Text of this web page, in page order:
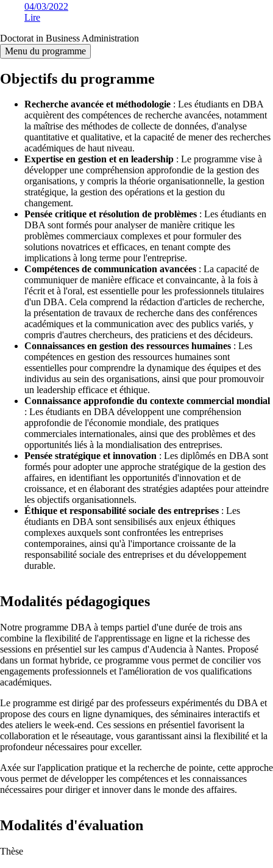
04/03/2022
Lire
Doctorat in Business Administration
Menu du programme
Objectifs du programme
Recherche avancée et méthodologie : Les étudiants en DBA
acquièrent des compétences de recherche avancées, notamment
la maîtrise des méthodes de collecte de données, d'analyse
quantitative et qualitative, et la capacité de mener des recherches
académiques de haut niveau.
Expertise en gestion et en leadership : Le programme vise à
développer une compréhension approfondie de la gestion des
organisations, y compris la théorie organisationnelle, la gestion
stratégique, la gestion des opérations et la gestion du
changement.
Pensée critique et résolution de problèmes : Les étudiants en
DBA sont formés pour analyser de manière critique les
problèmes commerciaux complexes et pour formuler des
solutions novatrices et efficaces, en tenant compte des
implications à long terme pour l'entreprise.
Compétences de communication avancées : La capacité de
communiquer de manière efficace et convaincante, à la fois à
l'écrit et à l'oral, est essentielle pour les professionnels titulaires
d'un DBA. Cela comprend la rédaction d'articles de recherche,
la présentation de travaux de recherche dans des conférences
académiques et la communication avec des publics variés, y
compris d'autres chercheurs, des praticiens et des décideurs.
Connaissances en gestion des ressources humaines : Les
compétences en gestion des ressources humaines sont
essentielles pour comprendre la dynamique des équipes et des
individus au sein des organisations, ainsi que pour promouvoir
un leadership efficace et éthique.
Connaissance approfondie du contexte commercial mondial
: Les étudiants en DBA développent une compréhension
approfondie de l'économie mondiale, des pratiques
commerciales internationales, ainsi que des problèmes et des
opportunités liés à la mondialisation des entreprises.
Pensée stratégique et innovation : Les diplômés en DBA sont
formés pour adopter une approche stratégique de la gestion des
affaires, en identifiant les opportunités d'innovation et de
croissance, et en élaborant des stratégies adaptées pour atteindre
les objectifs organisationnels.
Éthique et responsabilité sociale des entreprises : Les
étudiants en DBA sont sensibilisés aux enjeux éthiques
complexes auxquels sont confrontées les entreprises
contemporaines, ainsi qu'à l'importance croissante de la
responsabilité sociale des entreprises et du développement
durable.
Modalités pédagogiques
Notre programme DBA à temps partiel d'une durée de trois ans
combine la flexibilité de l'apprentissage en ligne et la richesse des
sessions en présentiel sur les campus d'Audencia à Nantes. Proposé
dans un format hybride, ce programme vous permet de concilier vos
engagements professionnels et l'amélioration de vos qualifications
académiques.
Le programme est dirigé par des professeurs expérimentés du DBA et
propose des cours en ligne dynamiques, des séminaires interactifs et
des ateliers le week-end. Ces sessions en présentiel favorisent la
collaboration et le réseautage, vous garantissant ainsi la flexibilité et la
profondeur nécessaires pour exceller.
Axée sur l'application pratique et la recherche de pointe, cette approche
vous permet de développer les compétences et les connaissances
nécessaires pour diriger et innover dans le monde des affaires.
Modalités d'évaluation
Thèse